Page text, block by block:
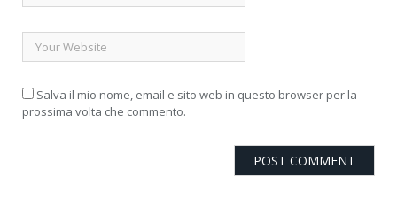
Salva il mio nome, email e sito web in questo browser per la
prossima volta che commento.